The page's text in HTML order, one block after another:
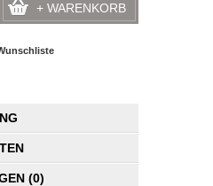
+ WARENKORB
(0)